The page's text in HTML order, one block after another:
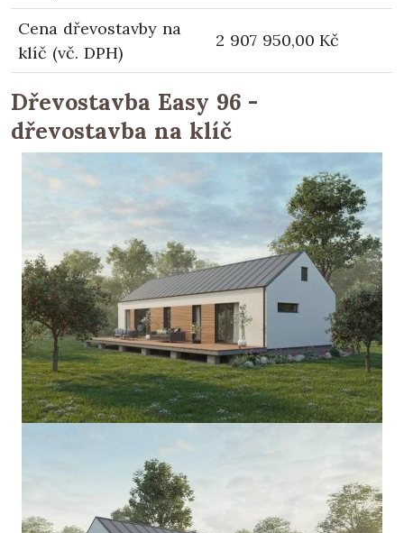
Cena dřevostavby na
klíč (vč. DPH)
2 907 950,00 Kč
Dřevostavba Easy 96 -
dřevostavba na klíč